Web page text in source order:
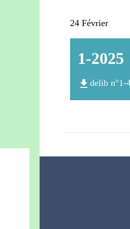
24 Février
1-2025
file_download delib n°1-